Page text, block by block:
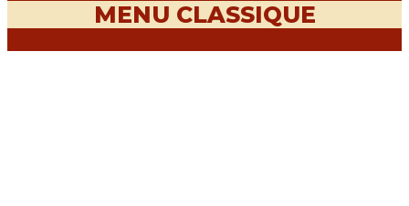
MENU CLASSIQUE